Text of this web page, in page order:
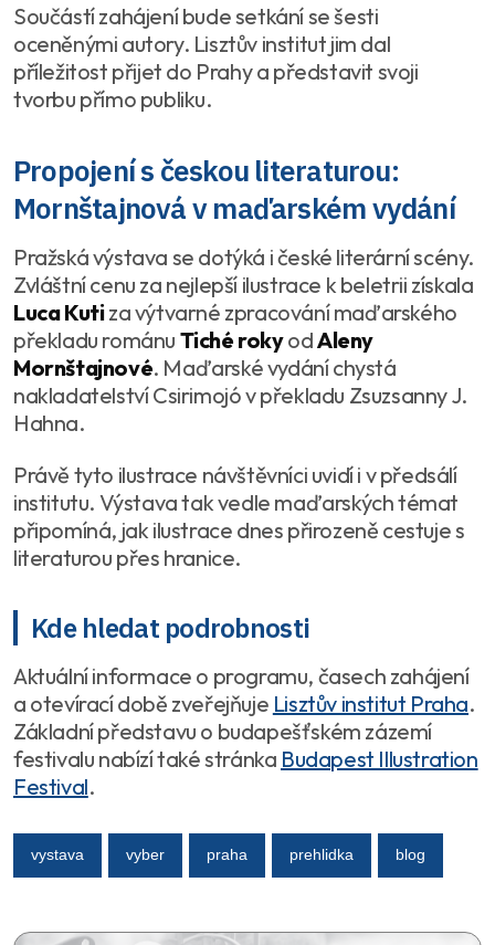
Součástí zahájení bude setkání se šesti
oceněnými autory. Lisztův institut jim dal
příležitost přijet do Prahy a představit svoji
tvorbu přímo publiku.
Propojení s českou literaturou:
Mornštajnová v maďarském vydání
Pražská výstava se dotýká i české literární scény.
Zvláštní cenu za nejlepší ilustrace k beletrii získala
Luca Kutiza výtvarné zpracování maďarského
překladu románu Tiché rokyodAleny
Mornštajnové. Maďarské vydání chystá
nakladatelství Csirimojó v překladu Zsuzsanny J.
Hahna.
Právě tyto ilustrace návštěvníci uvidí i v předsálí
institutu. Výstava tak vedle maďarských témat
připomíná, jak ilustrace dnes přirozeně cestuje s
literaturou přes hranice.
Kde hledat podrobnosti
Aktuální informace o programu, časech zahájení
a otevírací době zveřejňuje Lisztův institut Praha.
Základní představu o budapešťském zázemí
festivalu nabízí také stránka Budapest Illustration
Festival.
vystava vyber praha prehlidka blog